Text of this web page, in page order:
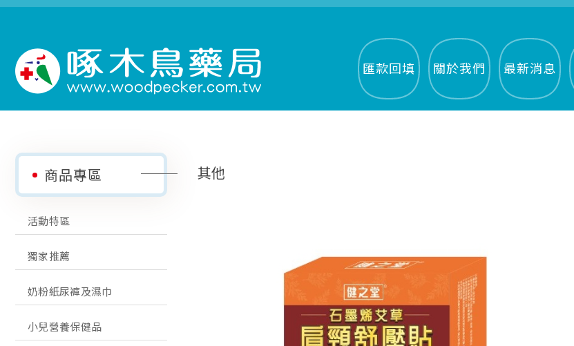
匯款回填 關於我們 最新消息
商品專區
活動特區
獨家推薦
奶粉紙尿褲及濕巾
小兒營養保健品
其他